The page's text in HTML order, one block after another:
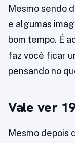
Mesmo sendo
e algumas
bom tempo. É
faz você ficar
pensando no
Vale ver
Mesmo depois